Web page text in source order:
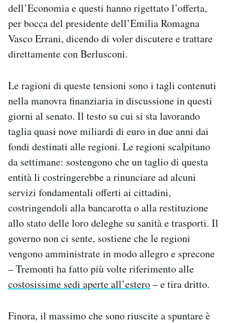
Notifiche mobile
Regala il Post
Hai bisogno di aiuto?
Esci
dell’Economia e questi hanno rigettato l’offerta,
per bocca del presidente dell’Emilia Romagna
Vasco Errani, dicendo di voler discutere e trattare
direttamente con Berlusconi.
Le ragioni di queste tensioni sono i tagli contenuti
nella manovra finanziaria in discussione in questi
giorni al senato. Il testo su cui si sta lavorando
taglia quasi nove miliardi di euro in due anni dai
fondi destinati alle regioni. Le regioni scalpitano
da settimane: sostengono che un taglio di questa
entità li costringerebbe a rinunciare ad alcuni
servizi fondamentali offerti ai cittadini,
costringendoli alla bancarotta o alla restituzione
allo stato delle loro deleghe su sanità e trasporti. Il
governo non ci sente, sostiene che le regioni
vengono amministrate in modo allegro e sprecone
– Tremonti ha fatto più volte riferimento alle
costosissime sedi aperte all’estero– e tira dritto.
Finora, il massimo che sono riuscite a spuntare è